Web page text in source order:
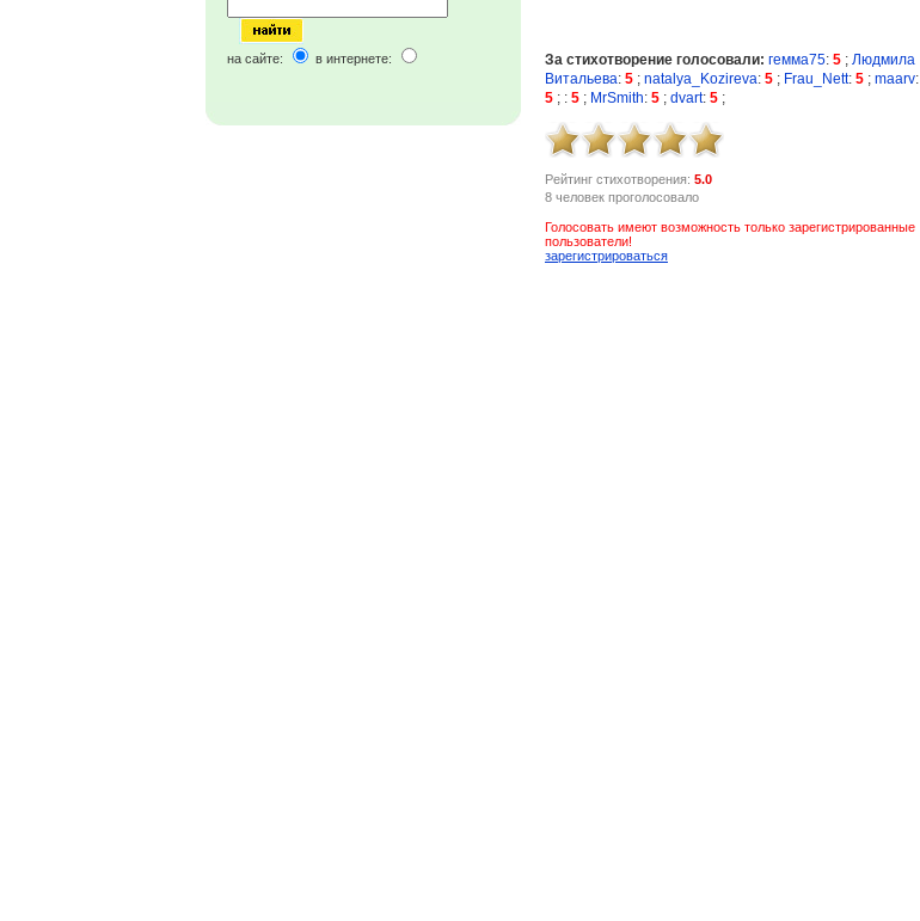
на сайте: в интернете: За стихотворение голосовали: гемма75: 5 ; Людмила
Витальева: 5 ; natalya_Kozireva: 5 ; Frau_Nett: 5 ; maarv:
5 ; : 5 ; MrSmith: 5 ; dvart: 5 ;
Рейтинг стихотворения: 5.0
8 человек проголосовало
Голосовать имеют возможность только зарегистрированные
пользователи!
зарегистрироваться